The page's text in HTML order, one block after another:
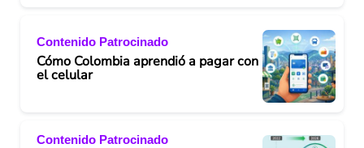
Contenido Patrocinado
Cómo Colombia aprendió a pagar con
el celular
Contenido Patrocinado